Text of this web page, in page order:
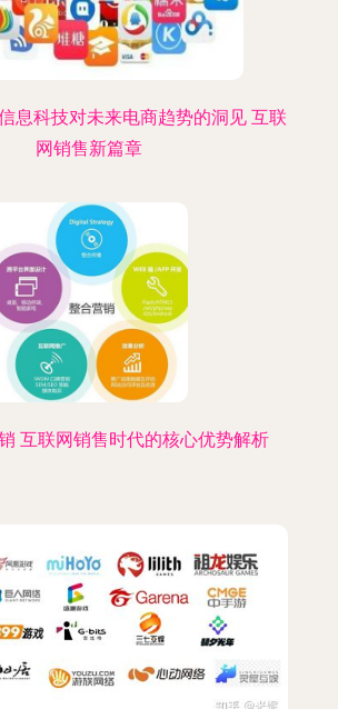
息科技对未来电商趋势的洞见 互联
网销售新篇章
互联网销售时代的核心优势解析